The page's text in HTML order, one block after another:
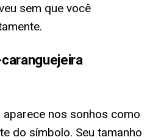
sem que você
nos sonhos como
do símbolo. Seu tamanho